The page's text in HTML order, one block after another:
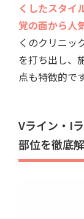
くしたスタイ
覚の面から人
くのクリニッ
を打ち出し、
点も特徴的です
Vライン・I
部位を徹底